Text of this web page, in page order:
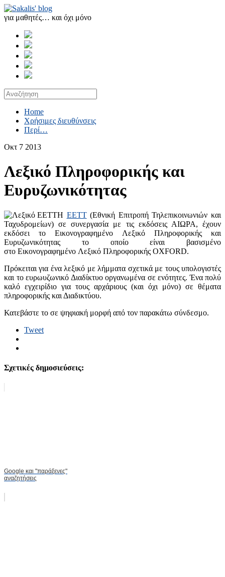
για μαθητές… και όχι μόνο
Home
Χρήσιμες διευθύνσεις
Περί…
Οκτ 7 2013
Λεξικό Πληροφορικής και
Ευρυζωνικότητας
Η ΕΕΤΤ(Εθνική Επιτροπή Τηλεπικοινωνιών και
Ταχυδρομείων) σε συνεργασία με τις εκδόσεις ΑΙΩΡΑ, έχουν
εκδόσει το Εικονογραφημένο Λεξικό Πληροφορικής και
Ευρυζωνικότητας το οποίο είναι βασισμένο
στο Εικονογραφημένο Λεξικό Πληροφορικής OXFORD.
Πρόκειται για ένα λεξικό με λήμματα σχετικά με τους υπολογιστές
και το ευρωυζωνικό Διαδίκτυο οργανωμένα σε ενότητες. Ένα πολύ
καλό εγχειρίδιο για τους αρχάριους (και όχι μόνο) σε θέματα
πληροφορικής και Διαδικτύου.
Κατεβάστε το σε ψηφιακή μορφή από τον παρακάτω σύνδεσμο.
Tweet
Σχετικές δημοσιεύσεις:
Google και "παράξενες"
αναζητήσεις